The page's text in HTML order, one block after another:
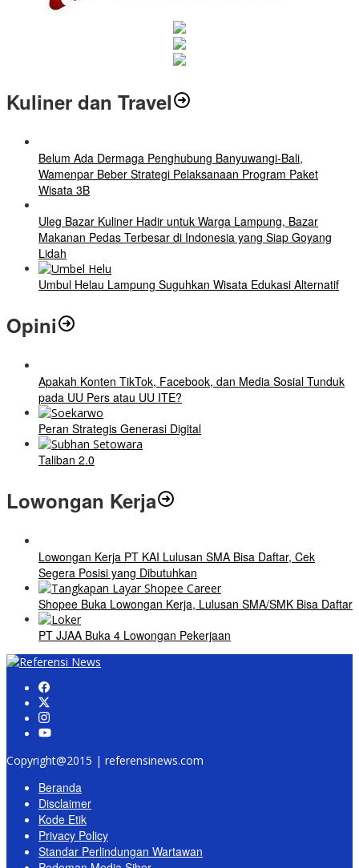
Kuliner dan Travel
Belum Ada Dermaga Penghubung Banyuwangi-Bali,
Wamenpar Beber Strategi Pelaksanaan Program Paket
Wisata 3B
Uleg Bazar Kuliner Hadir untuk Warga Lampung, Bazar
Makanan Pedas Terbesar di Indonesia yang Siap Goyang
Lidah
Umbul Helau Lampung Suguhkan Wisata Edukasi Alternatif
Opini
Apakah Konten TikTok, Facebook, dan Media Sosial Tunduk
pada UU Pers atau UU ITE?
Peran Strategis Generasi Digital
Taliban 2.0
Lowongan Kerja
Lowongan Kerja PT KAI Lulusan SMA Bisa Daftar, Cek
Segera Posisi yang Dibutuhkan
Shopee Buka Lowongan Kerja, Lulusan SMA/SMK Bisa Daftar
PT JJAA Buka 4 Lowongan Pekerjaan
Copyright@2015 | referensinews.com
Beranda
Disclaimer
Kode Etik
Privacy Policy
Standar Perlindungan Wartawan